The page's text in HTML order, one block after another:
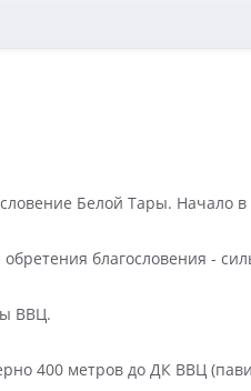
Белой Тары. Начало в
благословения -
ВВЦ.
400 метров до ДК ВВЦ